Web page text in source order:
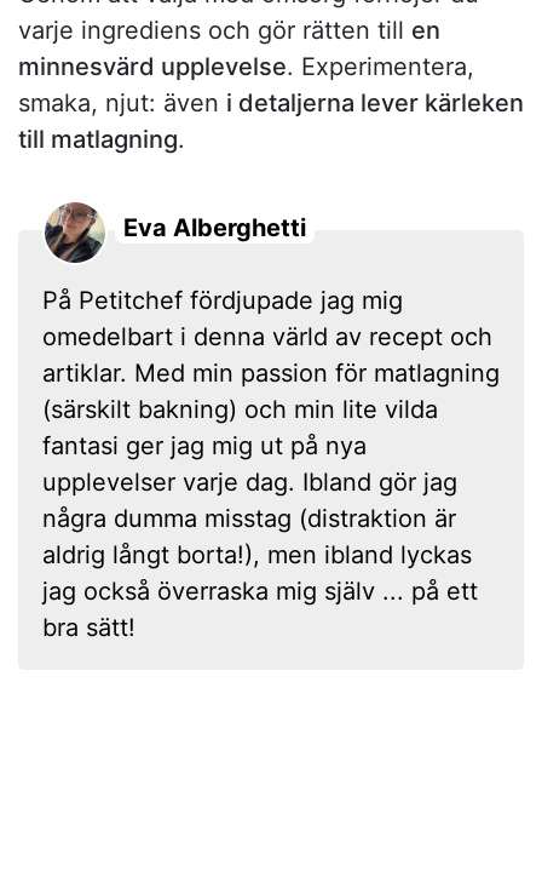
varje ingrediens och gör rätten till en
minnesvärd upplevelse. Experimentera,
smaka, njut: även i detaljerna lever kärleken
till matlagning.
Eva Alberghetti
På Petitchef fördjupade jag mig
omedelbart i denna värld av recept och
artiklar. Med min passion för matlagning
(särskilt bakning) och min lite vilda
fantasi ger jag mig ut på nya
upplevelser varje dag. Ibland gör jag
några dumma misstag (distraktion är
aldrig långt borta!), men ibland lyckas
jag också överraska mig själv ... på ett
bra sätt!